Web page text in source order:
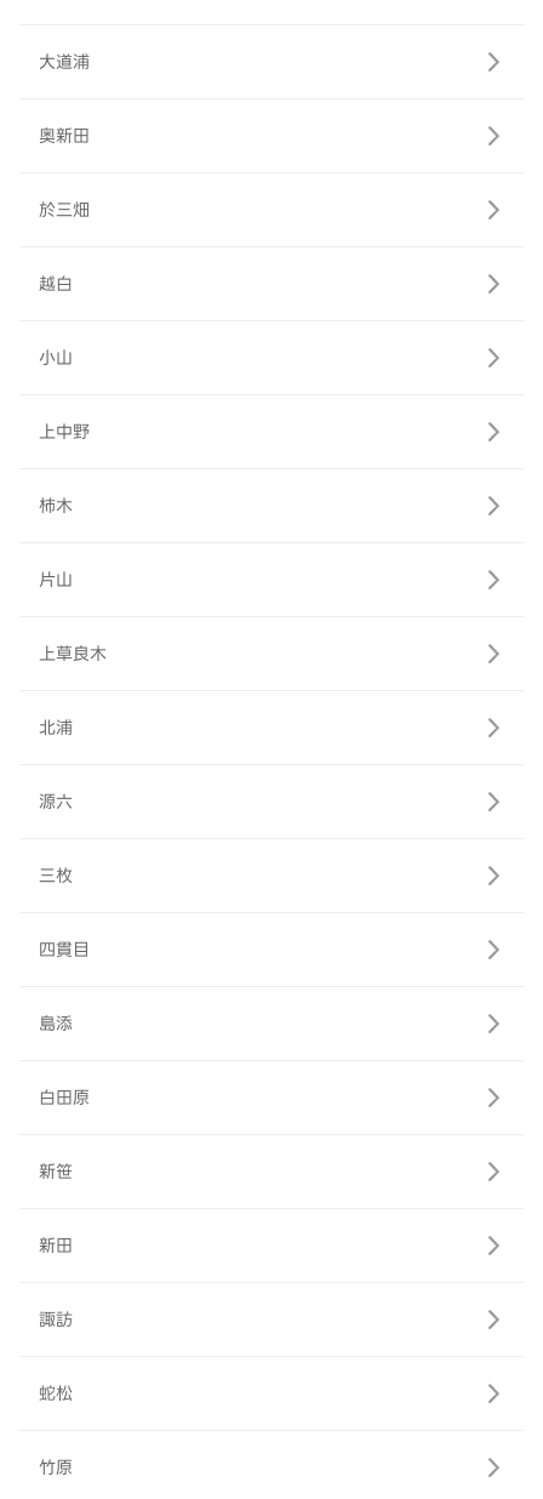
大道浦
奥新田
於三畑
越白
小山
上中野
柿木
片山
上草良木
北浦
源六
三枚
四貫目
島添
白田原
新笹
新田
諏訪
蛇松
竹原